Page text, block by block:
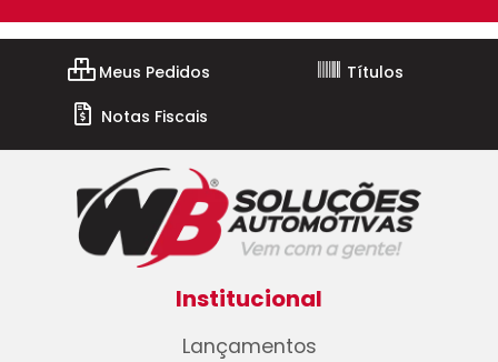
Meus Pedidos
Títulos
Notas Fiscais
Institucional
Lançamentos